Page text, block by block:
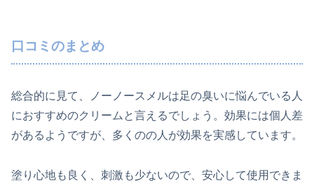
口コミのまとめ
総合的に見て、ノーノースメルは足の臭いに悩んでいる人
におすすめのクリームと言えるでしょう。効果には個人差
があるようですが、多くのの人が効果を実感しています。
塗り心地も良く、刺激も少ないので、安心して使用できま